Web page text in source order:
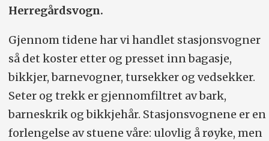
Herregårdsvogn.
Gjennom tidene har vi handlet stasjonsvogner
så det koster etter og presset inn bagasje,
bikkjer, barnevogner, tursekker og vedsekker.
Seter og trekk er gjennomfiltret av bark,
barneskrik og bikkjehår. Stasjonsvognene er en
forlengelse av stuene våre: ulovlig å røyke, men